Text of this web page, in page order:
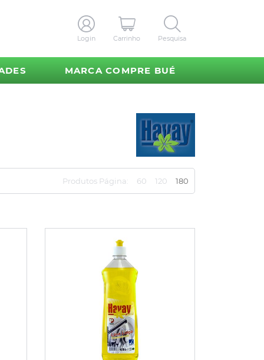
Login Carrinho Pesquisa
MARCA COMPRE BUÉ
Produtos Página: 60 120 180